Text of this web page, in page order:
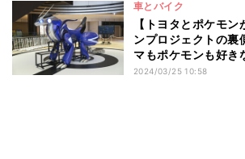
車とバイク
【トヨタとポケモ
ンプロジェクトの裏
マもポケモンも好き
当者にインタビュー
2024/03/25 10:58